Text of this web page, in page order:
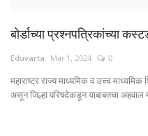
बोर्डाच्या प्रश्नपत्रिकांच्या
Eduvarta Mar 1, 2024 0
महाराष्ट्र राज्य माध्यमिक व उच्च
असून जिल्हा परिषदेकडून याबाबतचा अहवाल